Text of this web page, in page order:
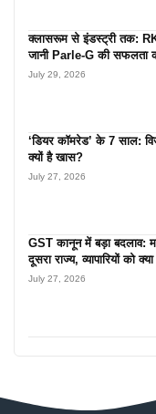
क्लासरूम से इंडस्ट्री तक:
जानी Parle-G की सफलता
July 29, 2026
‘डियर कॉमरेड’ के 7 साल:
क्यों है खास?
July 27, 2026
GST कानून में बड़ा बदलाव:
दूसरा राज्य, व्यापारियों को
July 27, 2026